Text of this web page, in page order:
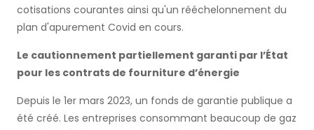
cotisations courantes ainsi qu'un rééchelonnement du
plan d'apurement Covid en cours.
Le cautionnement partiellement garanti par l’État
pour les contrats de fourniture d’énergie
Depuis le 1er mars 2023, un fonds de garantie publique a
été créé. Les entreprises consommant beaucoup de gaz